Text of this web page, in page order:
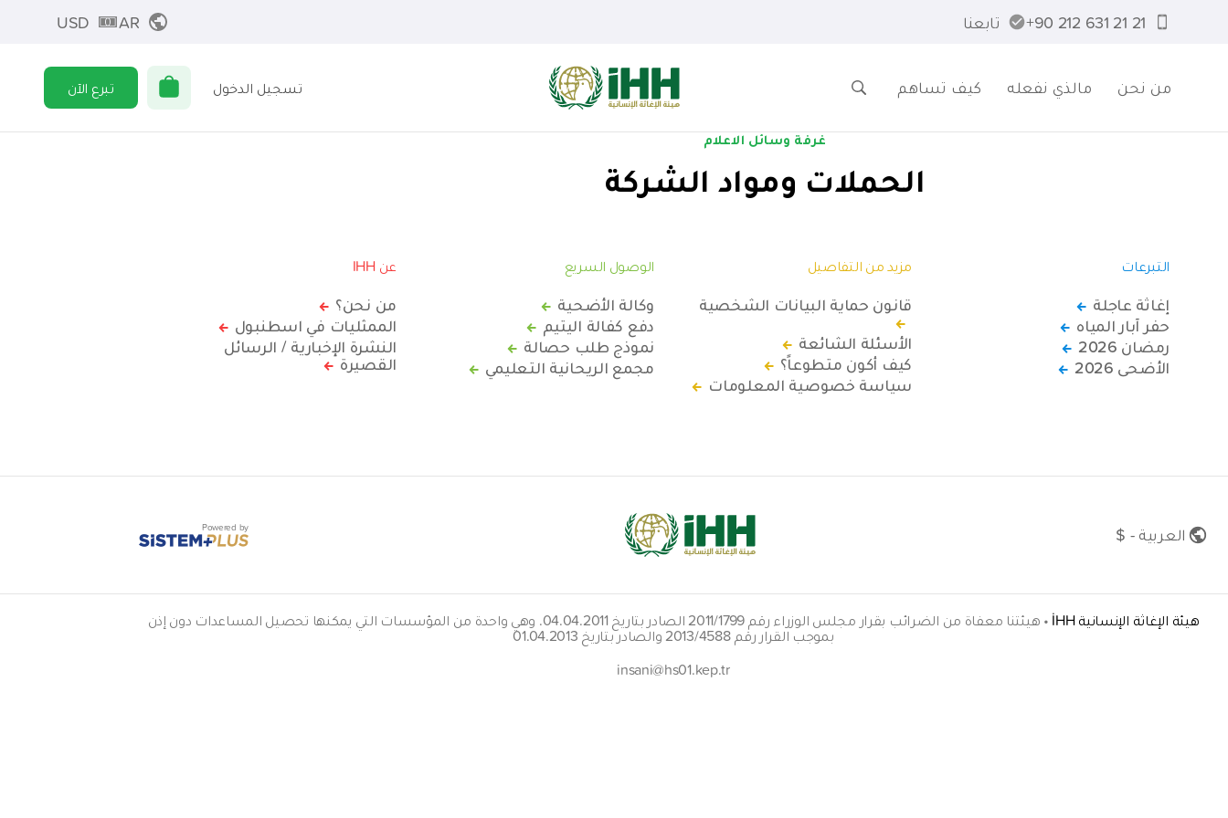
21 21 631 212 90+ تابعنا AR
USD
من نحن مالذي نفعله كيف تساهم تسجيل الدخول تبرع الآن
غرفة وسائل الاعلام
الحملات ومواد الشركة
التبرعات
إغاثة عاجلة
حفر آبار المياه
رمضان 2026
الأضحى 2026
مزيد من التفاصيل
قانون حماية البيانات الشخصية
الأسئلة الشائعة
كيف أكون متطوعاً؟
سياسة خصوصية المعلومات
الوصول السريع
وكالة الأضحية
دفع كفالة اليتيم
نموذج طلب حصالة
مجمع الريحانية التعليمي
عن IHH
من نحن؟
الممثليات في اسطنبول
النشرة الإخبارية / الرسائل
القصيرة
العربية - $ Powered by
هيئة الإغاثة الإنسانية İHH • هيئتنا معفاة من الضرائب بقرار مجلس الوزراء رقم 2011/1799 الصادر بتاريخ 04.04.2011. وهي واحدة من المؤسسات التي يمكنها تحصيل المساعدات دون إذن
بموجب القرار رقم 2013/4588 والصادر بتاريخ 01.04.2013
insani@hs01.kep.tr